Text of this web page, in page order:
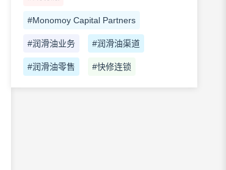
#Monomoy Capital Partners
#润滑油业务 #润滑油渠道
#润滑油零售 #快修连锁